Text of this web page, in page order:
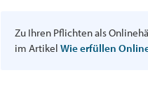
Zu Ihren Pflichten als
im Artikel Wie erfüllen